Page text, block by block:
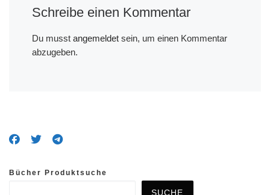
Schreibe einen Kommentar
Du musst angemeldetsein, um einen Kommentar
abzugeben.
Bücher Produktsuche
SUCHE